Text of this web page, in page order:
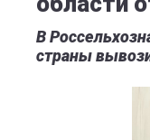
В
страны